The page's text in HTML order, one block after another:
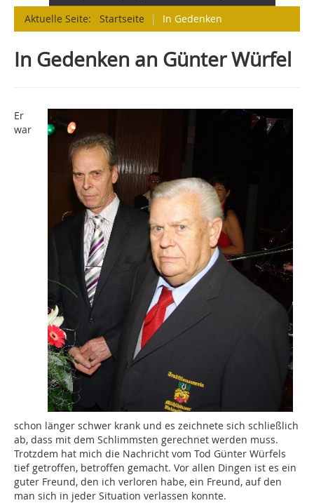
Aktuelle Seite: Startseite | In Gedenken
In Gedenken an Günter Würfel
Er
war
schon länger schwer krank und es zeichnete sich schließlich
ab, dass mit dem Schlimmsten gerechnet werden muss.
Trotzdem hat mich die Nachricht vom Tod Günter Würfels
tief getroffen, betroffen gemacht. Vor allen Dingen ist es ein
guter Freund, den ich verloren habe, ein Freund, auf den
man sich in jeder Situation verlassen konnte.